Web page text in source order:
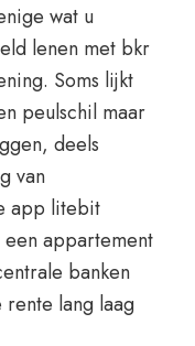
wat u
lenen met bkr
Soms lijkt
peulschil maar
deels
van
app litebit
appartement
banken
lang laag